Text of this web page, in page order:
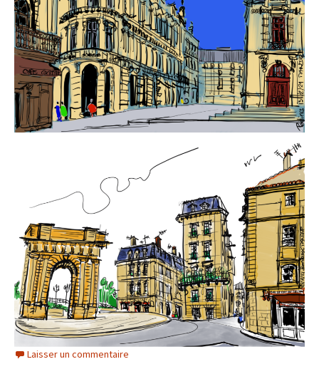
Laisser un commentaire